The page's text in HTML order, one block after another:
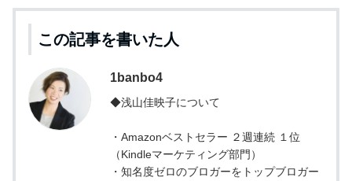
この記事を書いた人
1banbo4
◆浅山佳映子について
・Amazonベストセラー ２週連続 １位
（Kindleマーケティング部門）
・知名度ゼロのブロガーをトップブロガー